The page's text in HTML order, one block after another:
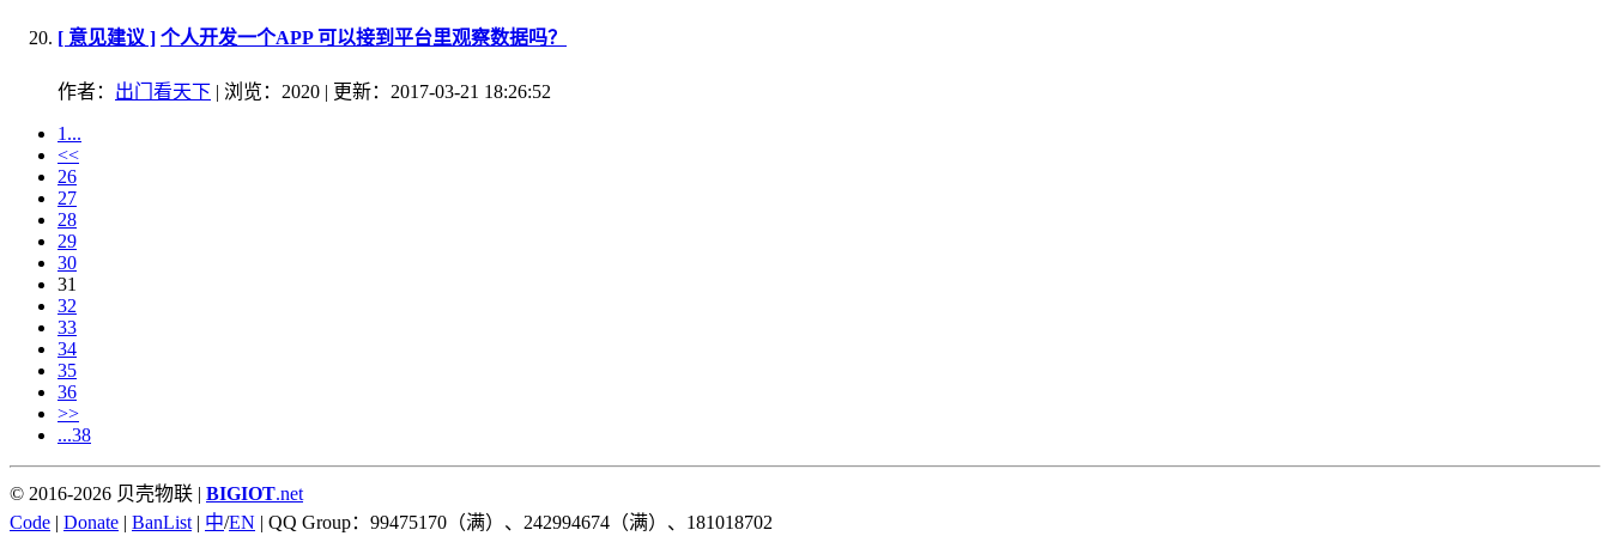
[ 意见建议 ] 个人开发一个APP 可以接到平台里观察数据吗？
作者： 出门看天下 | 浏览：2020 | 更新：2017-03-21 18:26:52
1...
<<
26
27
28
29
30
31
32
33
34
35
36
>>
...38
© 2016-2026 贝壳物联 | BIGIOT.net
Code | Donate | BanList | 中/EN | QQ Group：99475170（满）、242994674（满）、181018702